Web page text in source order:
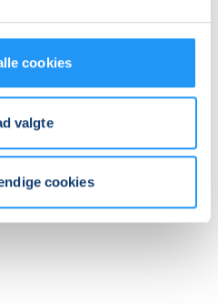
cookies
valgte
cookies